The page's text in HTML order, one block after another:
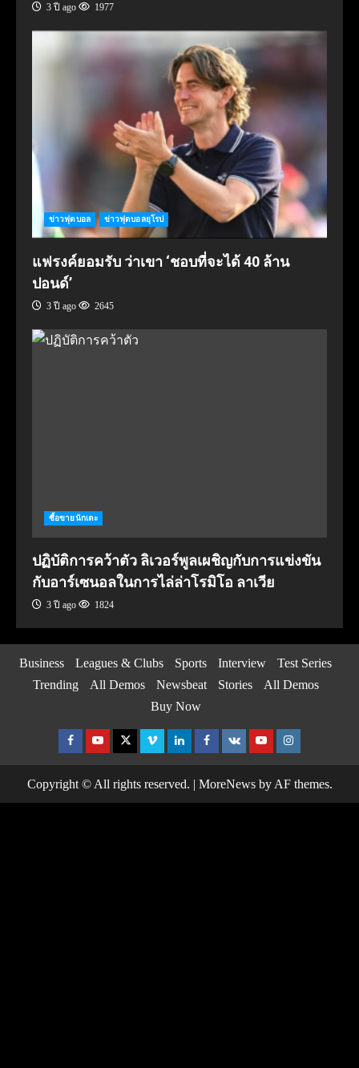
3 ปี ago 1977
ข่าวฟุตบอล ข่าวฟุตบอลยุโรป
แฟรงค์ยอมรับ ว่าเขา ‘ชอบที่จะได้ 40 ล้าน
ปอนด์’
3 ปี ago 2645
ซื้อขายนักเตะ
ปฏิบัติการคว้าตัว ลิเวอร์พูลเผชิญกับการแข่งขัน
กับอาร์เซนอลในการไล่ล่าโรมิโอ ลาเวีย
3 ปี ago 1824
Business Leagues & Clubs Sports Interview
Test Series
Trending
All Demos Newsbeat Stories
All Demos
Buy Now
Facebook
YoutubeTwitterVimeoLinkedinFacebook
VK YoutubeInstagram
Copyright © All rights reserved. | MoreNewsby AF themes.